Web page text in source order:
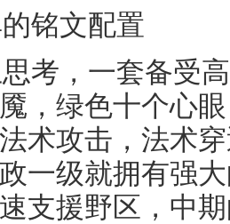
铭文配置
考，一套备受
，绿色十个心
术攻击，法术
一级就拥有强
支援野区，中